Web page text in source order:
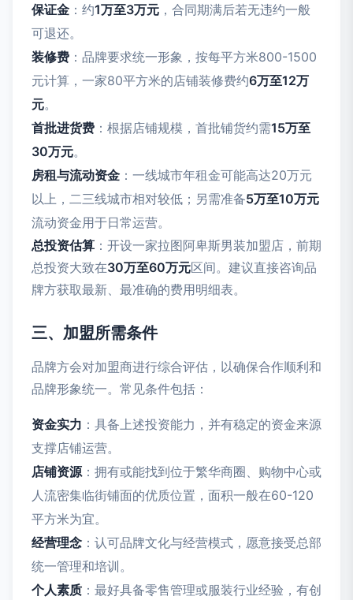
保证金 ：约1万至3万元 ，合同期满后若无违约一般
可退还。
装修费 ：品牌要求统一形象，按每平方米800-1500
元计算，一家80平方米的店铺装修费约6万至12万
元。
首批进货费 ：根据店铺规模，首批铺货约需15万至
30万元。
房租与流动资金 ：一线城市年租金可能高达20万元
以上，二三线城市相对较低；另需准备5万至10万元
流动资金用于日常运营。
总投资估算 ：开设一家拉图阿卑斯男装加盟店，前期
总投资大致在30万至60万元区间。建议直接咨询品
牌方获取最新、最准确的费用明细表。
三、加盟所需条件
品牌方会对加盟商进行综合评估，以确保合作顺利和
品牌形象统一。常见条件包括：
资金实力 ：具备上述投资能力，并有稳定的资金来源
支撑店铺运营。
店铺资源 ：拥有或能找到位于繁华商圈、购物中心或
人流密集临街铺面的优质位置，面积一般在60-120
平方米为宜。
经营理念 ：认可品牌文化与经营模式，愿意接受总部
统一管理和培训。
个人素质 ：最好具备零售管理或服装行业经验，有创